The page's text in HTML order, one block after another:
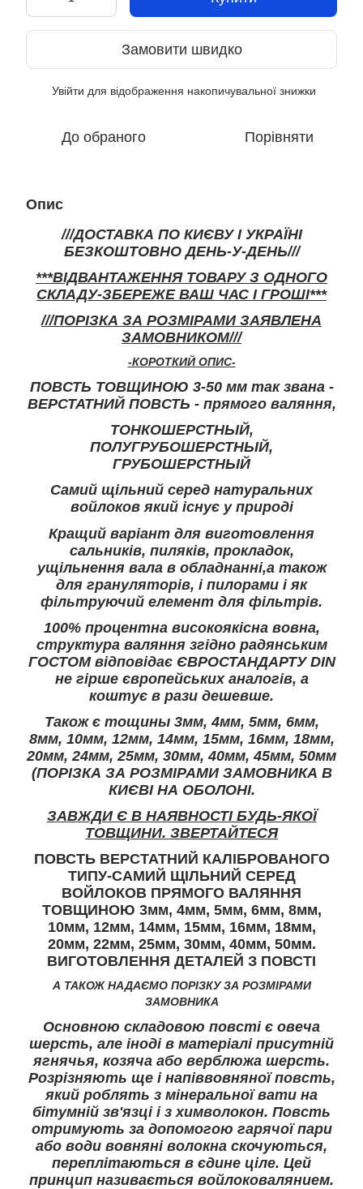
Замовити швидко
Увійти для відображення накопичувальної знижки
До обраного Порівняти
Опис
///ДОСТАВКА ПО КИЄВУ І УКРАЇНІ
БЕЗКОШТОВНО ДЕНЬ-У-ДЕНЬ///
***ВІДВАНТАЖЕННЯ ТОВАРУ З ОДНОГО
СКЛАДУ-ЗБЕРЕЖЕ ВАШ ЧАС І ГРОШІ***
///ПОРІЗКА ЗА РОЗМІРАМИ ЗАЯВЛЕНА
ЗАМОВНИКОМ///
-КОРОТКИЙ ОПИС-
ПОВСТЬ ТОВЩИНОЮ 3-50 мм так звана -
ВЕРСТАТНИЙ ПОВСТЬ - прямого валяння,
ТОНКОШЕРСТНЫЙ,
ПОЛУГРУБОШЕРСТНЫЙ,
ГРУБОШЕРСТНЫЙ
Самий щільний серед натуральних
войлоков який існує у природі
Кращий варіант для виготовлення
сальників, пиляків, прокладок,
ущільнення вала в обладнанні,а також
для грануляторів, і пилорами і як
фільтруючий елемент для фільтрів.
100% процентна високоякісна вовна,
структура валяння згідно радянським
ГОСТОМ відповідає ЄВРОСТАНДАРТУ DIN
не гірше європейських аналогів, а
коштує в рази дешевше.
Також є тощины 3мм, 4мм, 5мм, 6мм,
8мм, 10мм, 12мм, 14мм, 15мм, 16мм, 18мм,
20мм, 24мм, 25мм, 30мм, 40мм, 45мм, 50мм
(ПОРІЗКА ЗА РОЗМІРАМИ ЗАМОВНИКА В
КИЄВІ НА ОБОЛОНІ.
ЗАВЖДИ Є В НАЯВНОСТІ БУДЬ-ЯКОЇ
ТОВЩИНИ. ЗВЕРТАЙТЕСЯ
ПОВСТЬ ВЕРСТАТНИЙ КАЛІБРОВАНОГО
ТИПУ-САМИЙ ЩІЛЬНИЙ СЕРЕД
ВОЙЛОКОВ ПРЯМОГО ВАЛЯННЯ
ТОВЩИНОЮ 3мм, 4мм, 5мм, 6мм, 8мм,
10мм, 12мм, 14мм, 15мм, 16мм, 18мм,
20мм, 22мм, 25мм, 30мм, 40мм, 50мм.
ВИГОТОВЛЕННЯ ДЕТАЛЕЙ З ПОВСТІ
А ТАКОЖ НАДАЄМО ПОРІЗКУ ЗА РОЗМІРАМИ
ЗАМОВНИКА
Основною складовою повсті є овеча
шерсть, але іноді в матеріалі присутній
ягнячья, козяча або верблюжа шерсть.
Розрізняють ще і напіввовняної повсть,
який роблять з мінеральної вати на
бітумній зв'язці і з химволокон. Повсть
отримують за допомогою гарячої пари
або води вовняні волокна скочуються,
переплітаються в єдине ціле. Цей
принцип називається войлоковалянием.